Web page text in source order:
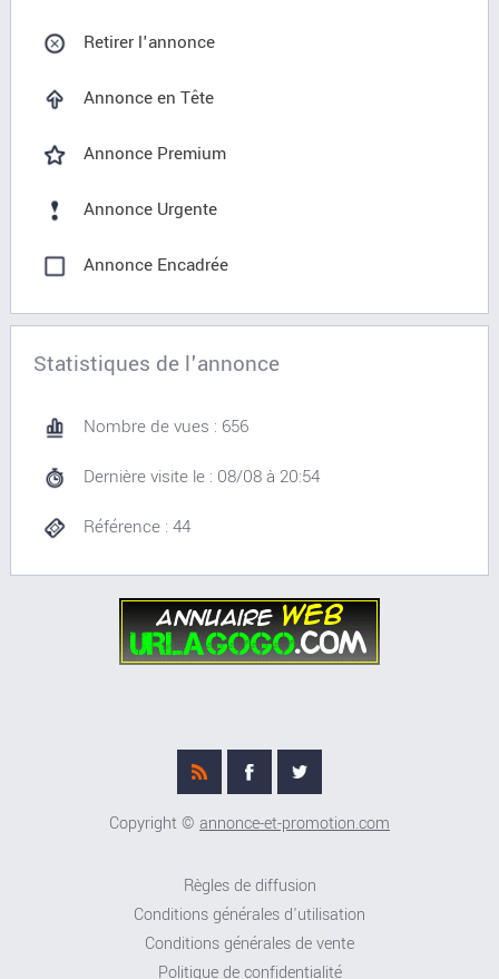
Retirer l'annonce
Annonce en Tête
Annonce Premium
Annonce Urgente
Annonce Encadrée
Statistiques de l'annonce
Nombre de vues : 656
Dernière visite le : 08/08 à 20:54
Référence : 44
Copyright © annonce-et-promotion.com
Règles de diffusion
Conditions générales d'utilisation
Conditions générales de vente
Politique de confidentialité